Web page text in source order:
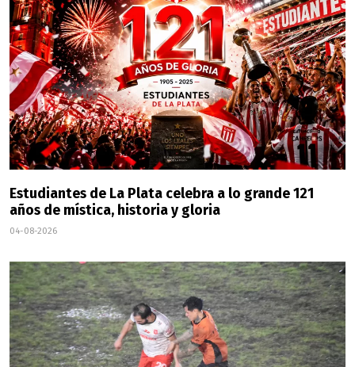
Estudiantes de La Plata celebra a lo grande 121
años de mística, historia y gloria
04-08-2026